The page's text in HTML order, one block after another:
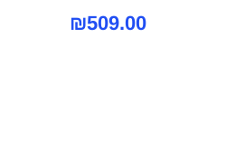
₪509.00